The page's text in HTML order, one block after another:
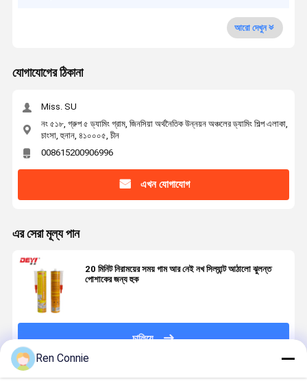
আরো দেখুন
যোগাযোগের ঠিকানা
Miss. SU
নং ৫১৮, গ্রুপ ৫ ড্যামিং গ্রাম, জিনসিয়া অর্থনৈতিক উন্নয়ন অঞ্চলের ড্যামিং শিল্প এলাকা,
চাংসা, হুনান, ৪১০০০৫, চীন
008615200906996
এখন যোগাযোগ
এর সেরা মূল্য পান
20 মিনিট নিরাময়ের সময় গাম আর নেই নখ সিল্যান্ট আঠালো ঝুলন্ত
পোশাকের জন্য হুক
চালিয়ে
Ren Connie